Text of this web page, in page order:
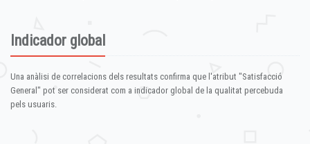
Indicador global
Una anàlisi de correlacions dels resultats confirma que l'atribut "Satisfacció
General" pot ser considerat com a indicador global de la qualitat percebuda
pels usuaris.